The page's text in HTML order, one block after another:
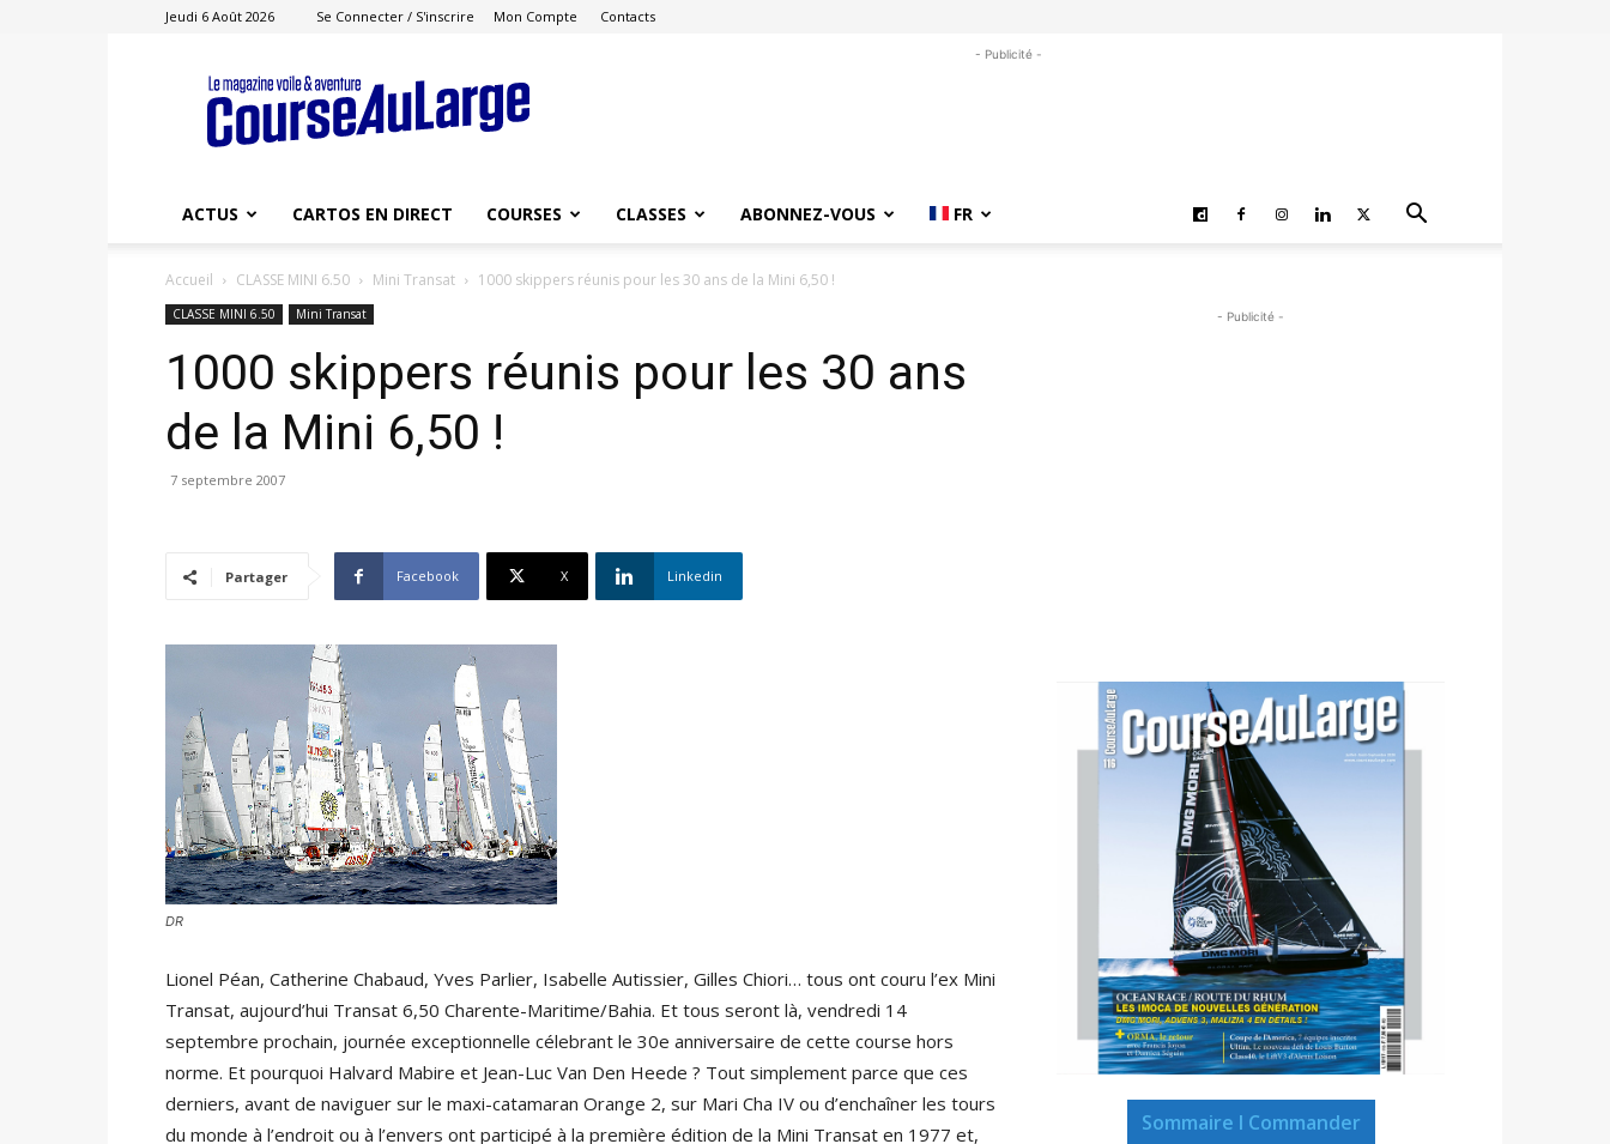
Jeudi 6 Août 2026 Se Connecter / S'inscrire Mon Compte Contacts
Course
au
Large
- Publicité -
ACTUS CARTOS EN DIRECT COURSES CLASSES ABONNEZ-VOUS FR
Accueil CLASSE MINI 6.50 Mini Transat 1000 skippers réunis pour les 30 ans de la Mini 6,50 !
CLASSE MINI 6.50 Mini Transat
1000 skippers réunis pour les 30 ans
de la Mini 6,50 !
7 septembre 2007
Partager Facebook X Linkedin
DR
Lionel Péan, Catherine Chabaud, Yves Parlier, Isabelle Autissier, Gilles Chiori… tous ont couru l’ex Mini
Transat, aujourd’hui Transat 6,50 Charente-Maritime/Bahia. Et tous seront là, vendredi 14
septembre prochain, journée exceptionnelle célebrant le 30e anniversaire de cette course hors
norme. Et pourquoi Halvard Mabire et Jean-Luc Van Den Heede ? Tout simplement parce que ces
derniers, avant de naviguer sur le maxi-catamaran Orange 2, sur Mari Cha IV ou d’enchaîner les tours
du monde à l’endroit ou à l’envers ont participé à la première édition de la Mini Transat en 1977 et,
- Publicité -
Sommaire I Commander